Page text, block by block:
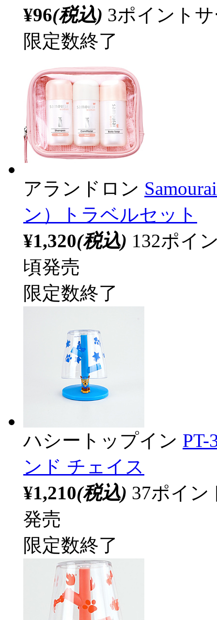
¥96(税込) 3ポイント
限定数終了
アランドロン
ン）トラベルセット
¥1,320(税込) 132ポイ
頃発売
限定数終了
ハシートップイン
ンド チェイス
¥1,210(税込) 37ポイ
発売
限定数終了